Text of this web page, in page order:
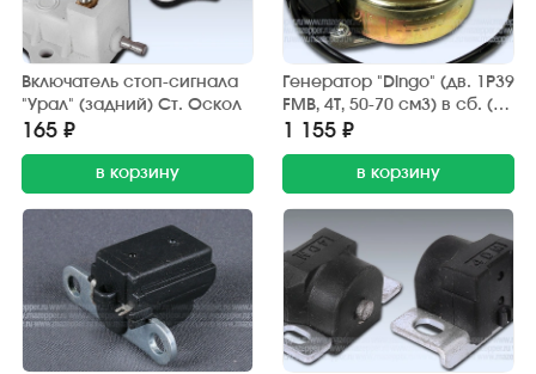
Включатель стоп-сигнала
"Урал" (задний) Ст. Оскол
165 ₽
в корзину
Генератор "Dingo" (дв. 1P39
FMB, 4Т, 50-70 см3) в сб. (2
катушки) Китай
1 155 ₽
в корзину